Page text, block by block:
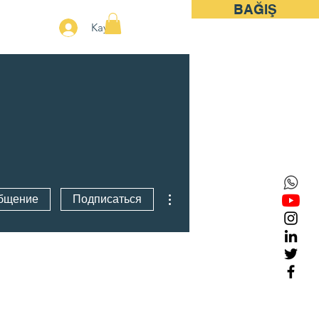
BAĞIŞ
Kayıt
Подписаться